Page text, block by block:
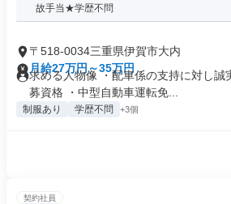
故手当★学歴不問
〒518-0034三重県伊賀市大内
月給27万円～35万円
求める人物像 ・配車係の支持に対し誠
募資格 ・中型自動車運転免...
制服あり 学歴不問 +3個
契約社員